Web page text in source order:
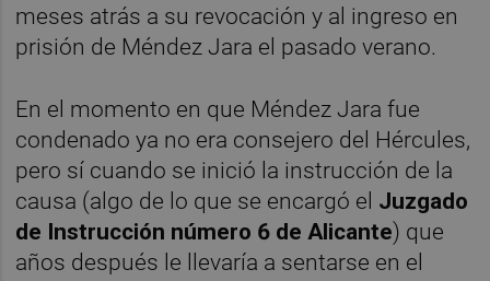
meses atrás a su revocación y al ingreso en
prisión de Méndez Jara el pasado verano.
En el momento en que Méndez Jara fue
condenado ya no era consejero del Hércules,
pero sí cuando se inició la instrucción de la
causa (algo de lo que se encargó el Juzgado
de Instrucción número 6 de Alicante) que
años después le llevaría a sentarse en el